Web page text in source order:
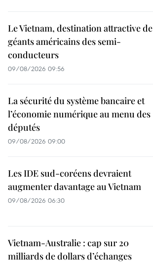
Le Vietnam, destination attractive de
géants américains des semi-
conducteurs
09/08/2026 09:56
La sécurité du système bancaire et
l’économie numérique au menu des
députés
09/08/2026 09:00
Les IDE sud-coréens devraient
augmenter davantage au Vietnam
09/08/2026 06:30
Vietnam-Australie : cap sur 20
milliards de dollars d’échanges